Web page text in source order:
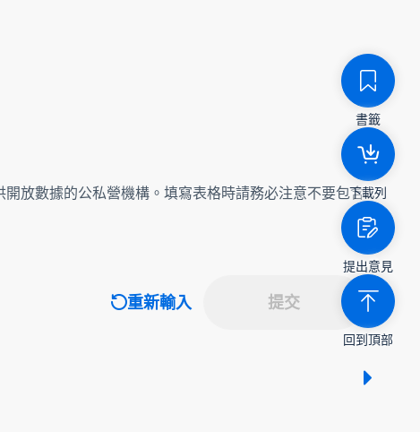
放數據的公私營機構。填寫表格時請務必注意不要包含
重新輸入 提交
書籤
下載列
提出意見
回到頂部